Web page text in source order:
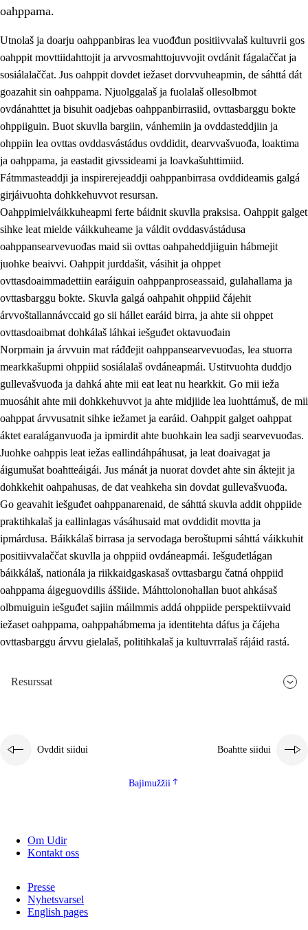
3. Skuvlla praksisa prinsihpat
Fátmmasteaddji oahppanbiras
3.2 Oahpaheapmi ja heivehuvvon oahpahus
3.3 Ovttasbargu ruovttu ja skuvlla gaskka
3.4 Oahpahus oahppofitnodagas ja bargoeallimis
3.5 Profešuvdnasearvevuohta ja skuvlaovdáneapmi
oahppama.
Utnolaš ja doarju oahppanbiras lea vuođđun positiivvalaš kultuvrii gos
oahppit movttiidahttojit ja arvvosmahttojuvvojit ovdánit fágalaččat ja
sosiálalaččat. Jus oahppit dovdet iežaset dorvvuheapmin, de sáhttá dát
goazahit sin oahppama. Njuolggalaš ja fuolalaš ollesolbmot
ovdánahttet ja bisuhit oadjebas oahppanbirrasiid, ovttasbarggu bokte
ohppiiguin. Buot skuvlla bargiin, vánhemiin ja ovddasteddjiin ja
ohppiin lea ovttas ovddasvástádus ovddidit, dearvvašvuođa, loaktima
ja oahppama, ja eastadit givssideami ja loavkašuhttimiid.
Fátmmasteaddji ja inspirerejeaddji oahppanbirrasa ovddideamis galgá
girjáivuohta dohkkehuvvot resursan.
Oahppimielváikkuheapmi ferte báidnit skuvlla praksisa. Oahppit galget
sihke leat mielde váikkuheame ja váldit ovddasvástádusa
oahppansearvevuođas maid sii ovttas oahpaheddjiiguin hábmejit
juohke beaivvi. Oahppit jurddašit, vásihit ja ohppet
ovttasdoaimmadettiin earáiguin oahppanproseassaid, gulahallama ja
ovttasbarggu bokte. Skuvla galgá oahpahit ohppiid čájehit
árvvoštallannávccaid go sii hállet earáid birra, ja ahte sii ohppet
ovttasdoaibmat dohkálaš láhkai iešguđet oktavuođain
Norpmain ja árvvuin mat ráđđejit oahppansearvevuođas, lea stuorra
mearkkašupmi ohppiid sosiálalaš ovdáneapmái. Ustitvuohta duddjo
gullevašvuođa ja dahká ahte mii eat leat nu hearkkit. Go mii ieža
muosáhit ahte mii dohkkehuvvot ja ahte midjiide lea luohttámuš, de mii
oahppat árvvusatnit sihke iežamet ja earáid. Oahppit galget oahppat
áktet earaláganvuođa ja ipmirdit ahte buohkain lea sadji searvevuođas.
Juohke oahppis leat iežas eallindáhpáhusat, ja leat doaivagat ja
áigumušat boahtteáigái. Jus mánát ja nuorat dovdet ahte sin áktejit ja
dohkkehit oahpahusas, de dat veahkeha sin dovdat gullevašvuođa.
Go geavahit iešguđet oahppanarenaid, de sáhttá skuvla addit ohppiide
praktihkalaš ja eallinlagas vásáhusaid mat ovddidit movtta ja
ipmárdusa. Báikkálaš birrasa ja servodaga beroštupmi sáhttá váikkuhit
positiivvalaččat skuvlla ja ohppiid ovdáneapmái. Iešguđetlágan
báikkálaš, nationála ja riikkaidgaskasaš ovttasbargu čatná ohppiid
oahppama áigeguovdilis áššiide. Máhttolonohallan buot ahkásaš
olbmuiguin iešguđet sajiin máilmmis addá ohppiide perspektiivvaid
iežaset oahppama, oahppahábmema ja identitehta dáfus ja čájeha
ovttasbarggu árvvu gielalaš, politihkalaš ja kultuvrralaš rájáid rastá.
Resurssat
Ovddit siidui Boahtte siidui
Bajimužžii
Om Udir
Kontakt oss
Presse
Nyhetsvarsel
English pages